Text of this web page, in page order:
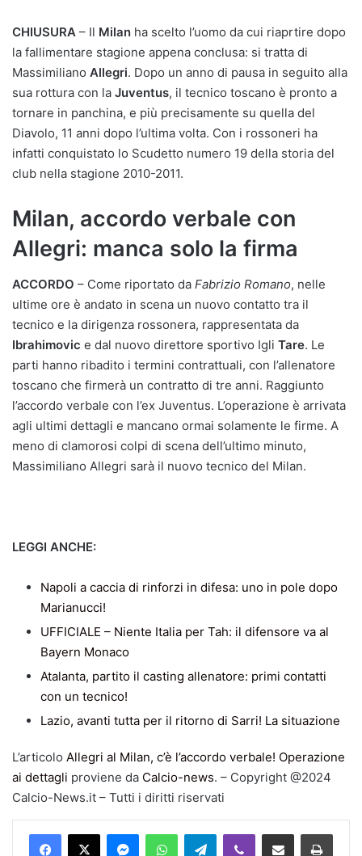
CHIUSURA – Il Milan ha scelto l’uomo da cui riaprtire dopo
la fallimentare stagione appena conclusa: si tratta di
Massimiliano Allegri. Dopo un anno di pausa in seguito alla
sua rottura con la Juventus, il tecnico toscano è pronto a
tornare in panchina, e più precisamente su quella del
Diavolo, 11 anni dopo l’ultima volta. Con i rossoneri ha
infatti conquistato lo Scudetto numero 19 della storia del
club nella stagione 2010-2011.
Milan, accordo verbale con
Allegri: manca solo la firma
ACCORDO – Come riportato da Fabrizio Romano, nelle
ultime ore è andato in scena un nuovo contatto tra il
tecnico e la dirigenza rossonera, rappresentata da
Ibrahimovic e dal nuovo direttore sportivo Igli Tare. Le
parti hanno ribadito i termini contrattuali, con l’allenatore
toscano che firmerà un contratto di tre anni. Raggiunto
l’accordo verbale con l’ex Juventus. L’operazione è arrivata
agli ultimi dettagli e mancano ormai solamente le firme. A
meno di clamorosi colpi di scena dell’ultimo minuto,
Massimiliano Allegri sarà il nuovo tecnico del Milan.
LEGGI ANCHE:
Napoli a caccia di rinforzi in difesa: uno in pole dopo
Marianucci!
UFFICIALE – Niente Italia per Tah: il difensore va al
Bayern Monaco
Atalanta, partito il casting allenatore: primi contatti
con un tecnico!
Lazio, avanti tutta per il ritorno di Sarri! La situazione
L’articolo Allegri al Milan, c’è l’accordo verbale! Operazione
ai dettagli proviene da Calcio-news. – Copyright @2024
Calcio-News.it – Tutti i diritti riservati
Telegram